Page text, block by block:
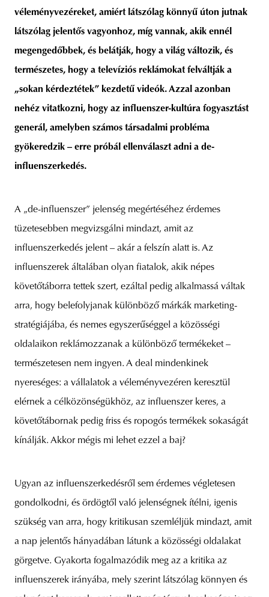
véleményvezéreket, amiért látszólag könnyű úton jutnak
látszólag jelentős vagyonhoz, míg vannak, akik ennél
megengedőbbek, és belátják, hogy a világ változik, és
természetes, hogy a televíziós reklámokat felváltják a
„sokan kérdeztétek” kezdetű videók. Azzal azonban
nehéz vitatkozni, hogy az influenszer-kultúra fogyasztást
generál, amelyben számos társadalmi probléma
gyökeredzik – erre próbál ellenválaszt adni a de-
influenszerkedés.
A „de-influenszer” jelenség megértéséhez érdemes
tüzetesebben megvizsgálni mindazt, amit az
influenszerkedés jelent – akár a felszín alatt is. Az
influenszerek általában olyan fiatalok, akik népes
követőtáborra tettek szert, ezáltal pedig alkalmassá váltak
arra, hogy belefolyjanak különböző márkák marketing-
stratégiájába, és nemes egyszerűséggel a közösségi
oldalaikon reklámozzanak a különböző termékeket –
természetesen nem ingyen. A deal mindenkinek
nyereséges: a vállalatok a véleményvezéren keresztül
elérnek a célközönségükhöz, az influenszer keres, a
követőtábornak pedig friss és ropogós termékek sokaságát
kínálják. Akkor mégis mi lehet ezzel a baj?
Ugyan az influenszerkedésről sem érdemes végletesen
gondolkodni, és ördögtől való jelenségnek ítélni, igenis
szükség van arra, hogy kritikusan szemléljük mindazt, amit
a nap jelentős hányadában látunk a közösségi oldalakat
görgetve. Gyakorta fogalmazódik meg az a kritika az
influenszerek irányába, mely szerint látszólag könnyen és